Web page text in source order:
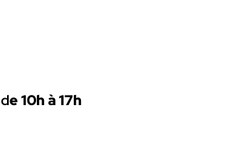
de 10h à 17h